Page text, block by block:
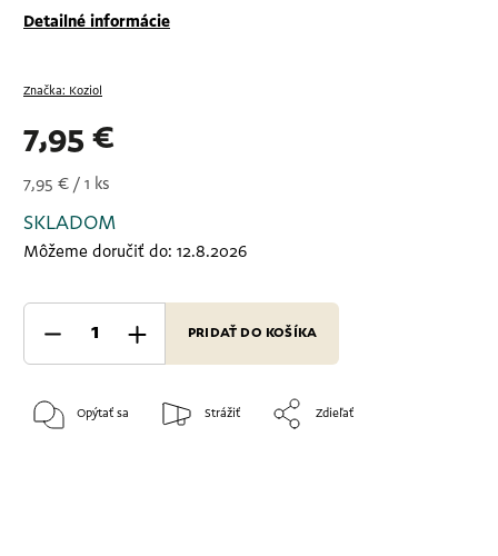
Detailné informácie
Značka: Koziol
7,95 €
7,95 € / 1 ks
SKLADOM
Môžeme doručiť do: 12.8.2026
PRIDAŤ DO KOŠÍKA
Opýtať sa Strážiť Zdieľať